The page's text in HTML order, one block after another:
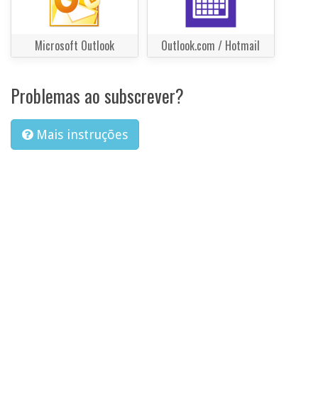
Microsoft Outlook Outlook.com / Hotmail
Problemas ao subscrever?
Mais instruções